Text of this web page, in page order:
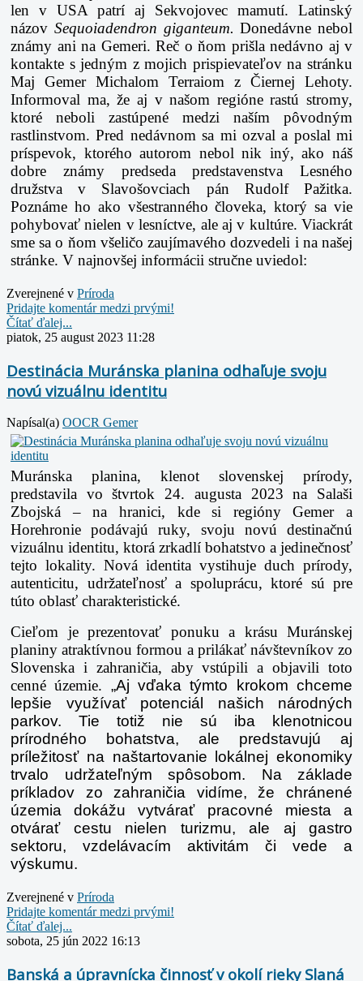
len v USA patrí aj Sekvojovec mamutí. Latinský
názov Sequoiadendron giganteum.Donedávne nebol
známy ani na Gemeri. Reč o ňom prišla nedávno aj v
kontakte s jedným z mojich prispievateľov na stránku
Maj Gemer Michalom Terraiom z Čiernej Lehoty.
Informoval ma, že aj v našom regióne rastú stromy,
ktoré neboli zastúpené medzi naším pôvodným
rastlinstvom. Pred nedávnom sa mi ozval a poslal mi
príspevok, ktorého autorom nebol nik iný, ako náš
dobre známy predseda predstavenstva Lesného
družstva v Slavošovciach pán Rudolf Pažitka.
Poznáme ho ako všestranného človeka, ktorý sa vie
pohybovať nielen v lesníctve, ale aj v kultúre. Viackrát
sme sa o ňom všeličo zaujímavého dozvedeli i na našej
stránke. V najnovšej informácii stručne uviedol:
Zverejnené v Prí­roda
Pridajte komentár medzi prvými!
Čítať ďalej...
piatok, 25 august 2023 11:28
Destinácia Muránska planina odhaľuje svoju
novú vizuálnu identitu
Napísal(a) OOCR Gemer
Muránska planina, klenot slovenskej prírody,
predstavila vo štvrtok 24. augusta 2023 na Salaši
Zbojská – na hranici, kde si regióny Gemer a
Horehronie podávajú ruky, svoju novú destinačnú
vizuálnu identitu, ktorá zrkadlí bohatstvo a jedinečnosť
tejto lokality. Nová identita vystihuje duch prírody,
autenticitu, udržateľnosť a spoluprácu, ktoré sú pre
túto oblasť charakteristické.
Cieľom je prezentovať ponuku a krásu Muránskej
planiny atraktívnou formou a prilákať návštevníkov zo
Slovenska i zahraničia, aby vstúpili a objavili toto
cennéúzemie. „Aj vďaka týmto krokom chceme
lepšie využívať potenciál našich národných
parkov. Tie totiž nie sú iba klenotnicou
prírodného bohatstva, ale predstavujú aj
príležitosť na naštartovanie lokálnej ekonomiky
trvalo udržateľným spôsobom. Na základe
príkladov zo zahraničia vidíme, že chránené
územia dokážu vytvárať pracovné miesta a
otvárať cestu nielen turizmu, ale aj gastro
sektoru, vzdelávacím aktivitám či vede a
výskumu.
Zverejnené v Prí­roda
Pridajte komentár medzi prvými!
Čítať ďalej...
sobota, 25 jún 2022 16:13
Banská a úpravnícka činnosť v okolí rieky Slaná